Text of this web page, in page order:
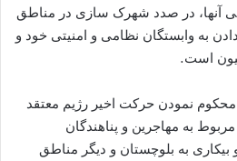
آن‏ها، در صدد شهرک سازی در مناطق
به وابستگان نظامی و امنیتی خود و
است.
نمودن حرکت اخیر رژیم معتقد
به مهاجرین و پناهندگان
بیکاری به بلوچستان و دیگر مناطق